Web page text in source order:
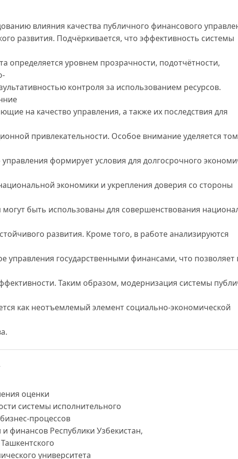
влияния качества публичного финансового
развития. Подчёркивается, что эффективность системы
определяется уровнем прозрачности, подотчётности,
контроля за использованием ресурсов.
на качество управления, а также их последствия для
привлекательности. Особое внимание уделяется
формирует условия для долгосрочного
экономики и укрепления доверия со стороны
могут быть использованы для совершенствования
развития. Кроме того, в работе анализируются
управления государственными финансами, что позволяет
Таким образом, модернизация системы
как неотъемлемый элемент социально-экономической
оценки
системы исполнительного
процессов
финансов Республики Узбекистан,
университета